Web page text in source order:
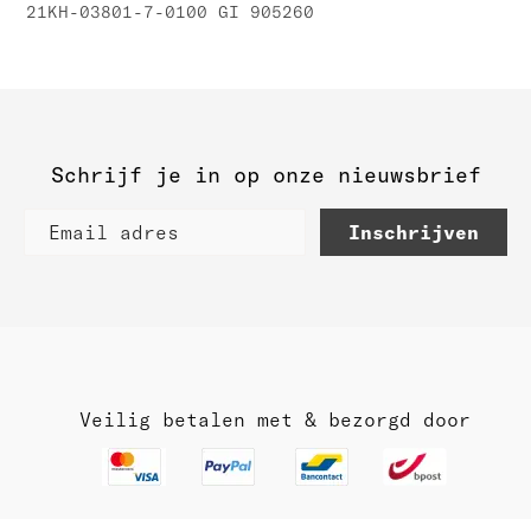
21KH-03801-7-0100 GI 905260
Schrijf je in op onze nieuwsbrief
Inschrijven
Veilig betalen met & bezorgd door